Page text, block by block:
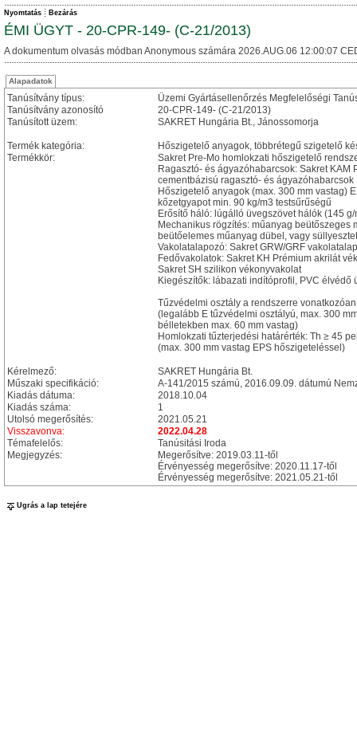
Nyomtatás Bezárás
ÉMI ÜGYT - 20-CPR-149- (C-21/2013)
A dokumentum olvasás módban Anonymous számára 2026.AUG.06 12:00:07
Alapadatok
Tanúsítvány típus:
Üzemi Gyártásellenőrzés Megfelelőségi
Tanúsítvány azonosító
20-CPR-149- (C-21/2013)
Tanúsított üzem:
SAKRET Hungária Bt., Jánossomorja
Termék kategória:
Hőszigetelő anyagok, többrétegű szigetelő
Termékkör:
Sakret Pre-Mo homlokzati hőszigetelő
Ragasztó- és ágyazóhabarcsok: Sakret KAM
cementbázisú ragasztó- és ágyazóhabarcsok
Hőszigetelő anyagok (max. 300 mm vastag)
kőzetgyapot min. 90 kg/m3 testsűrűségű
Erősítő háló: lúgálló üvegszövet hálók (145
Mechanikus rögzítés: műanyag
beütőelemes műanyag dübel, vagy
Vakolatalapozó: Sakret GRW/GRF
Fedővakolatok: Sakret KH Prémium akrilát
Sakret SH szilikon vékonyvakolat
Kiegészítők: lábazati indítóprofil, PVC élvédő
Tűzvédelmi osztály a rendszerre
(legalább E tűzvédelmi osztályú, max. 300
bélletekben max. 60 mm vastag)
Homlokzati tűzterjedési határérték: Th ≥ 45
(max. 300 mm vastag EPS hőszigeteléssel)
Kérelmező:
SAKRET Hungária Bt.
Műszaki specifikáció:
A-141/2015 számú, 2016.09.09. dátumú
Kiadás dátuma:
2018.10.04
Kiadás száma:
1
Utolsó megerősítés:
2021.05.21
Visszavonva:
2022.04.28
Témafelelős:
Tanúsitási Iroda
Megjegyzés:
Megerősítve: 2019.03.11-től
Érvényesség megerősítve: 2020.11.17-től
Érvényesség megerősítve: 2021.05.21-től
Ugrás a lap tetejére